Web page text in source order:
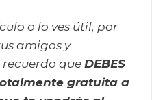
o lo ves útil, por
amigos y
que DEBES
gratuita a